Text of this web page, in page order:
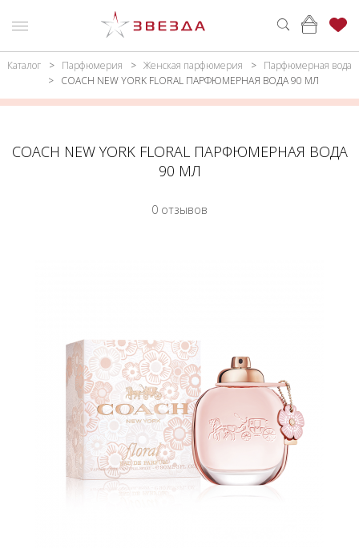
ВОЙТИ
Каталог
МАКИЯЖ
Каталог Парфюмерия Женская парфюмерия
Парфюмерная вода
COACH NEW YORK FLORAL ПАРФЮМЕРНАЯ ВОДА 90 МЛ
COACH NEW YORK FLORAL ПАРФЮМЕРНАЯ ВОДА
90 МЛ
0 отзывов